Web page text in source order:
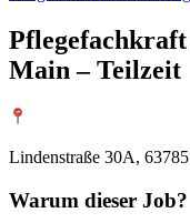
Main – Teilzeit
Lindenstraße 30A,
Warum dieser Job?